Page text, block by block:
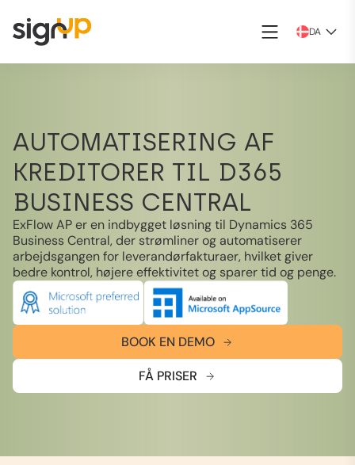
DA
AUTOMATISERING AF
KREDITORER TIL D365
BUSINESS CENTRAL
ExFlow AP er en indbygget løsning til Dynamics 365
Business Central, der strømliner og automatiserer
arbejdsgangen for leverandørfakturaer, hvilket giver
bedre kontrol, højere effektivitet og sparer tid og penge.
BOOK EN DEMO
FÅ PRISER